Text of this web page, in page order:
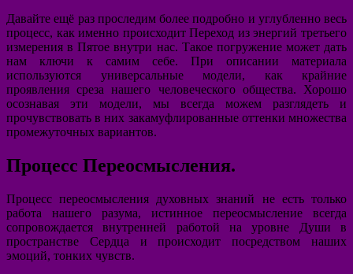
Давайте ещё раз проследим более подробно и углубленно весь
процесс, как именно происходит Переход из энергий третьего
измерения в Пятое внутри нас. Такое погружение может дать
нам ключи к самим себе. При описании материала
используются универсальные модели, как крайние
проявления среза нашего человеческого общества. Хорошо
осознавая эти модели, мы всегда можем разглядеть и
прочувствовать в них закамуфлированные оттенки множества
промежуточных вариантов.
Процесс Переосмысления.
Процесс переосмысления духовных знаний не есть только
работа нашего разума, истинное переосмысление всегда
сопровождается внутренней работой на уровне Души в
пространстве Сердца и происходит посредством наших
эмоций, тонких чувств.